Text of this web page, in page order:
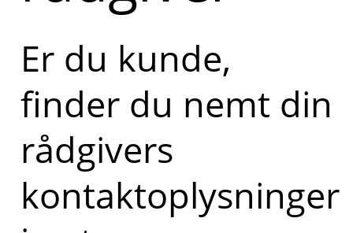
Er du kunde,
finder du nemt din
rådgivers
kontaktoplysninger